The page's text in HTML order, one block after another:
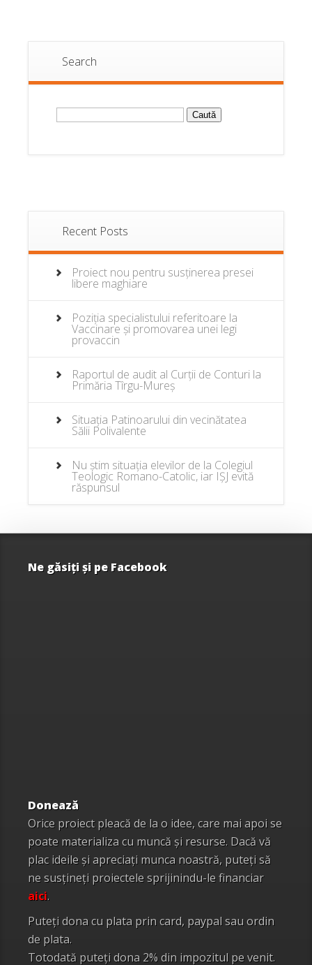
Search
Caută
după:
Recent Posts
Proiect nou pentru susținerea presei
libere maghiare
Poziția specialistului referitoare la
Vaccinare și promovarea unei legi
provaccin
Raportul de audit al Curții de Conturi la
Primăria Tîrgu-Mureș
Situația Patinoarului din vecinătatea
Sălii Polivalente
Nu știm situația elevilor de la Colegiul
Teologic Romano-Catolic, iar IȘJ evită
răspunsul
Ne găsiţi şi pe Facebook
Donează
Orice proiect pleacă de la o idee, care mai apoi se
poate materializa cu muncă și resurse. Dacă vă
plac ideile și apreciați munca noastră, puteți să
ne susțineți proiectele sprijinindu-le financiar
aici.
Puteți dona cu plata prin card, paypal sau ordin
de plata.
Totodată puteți dona 2% din impozitul pe venit.